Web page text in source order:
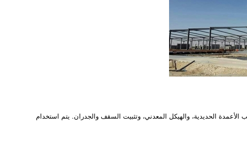
الحديدية، والهيكل المعدني، وتثبيت السقف والجدران. يتم استخدام